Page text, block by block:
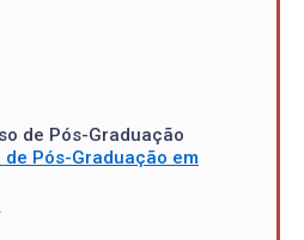
de Pós-Graduação
de Pós-Graduação em